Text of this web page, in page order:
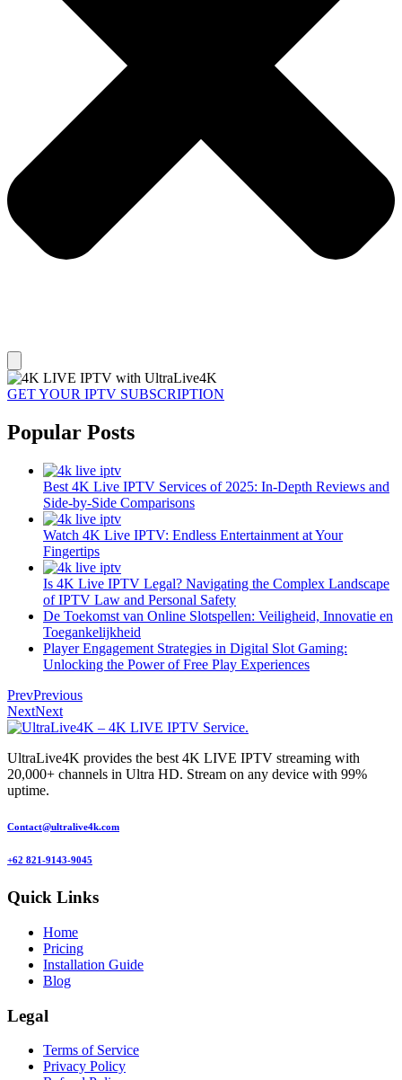
GET YOUR IPTV SUBSCRIPTION
Popular Posts
Best 4K Live IPTV Services of 2025: In-Depth Reviews and
Side-by-Side Comparisons
Watch 4K Live IPTV: Endless Entertainment at Your
Fingertips
Is 4K Live IPTV Legal? Navigating the Complex Landscape
of IPTV Law and Personal Safety
De Toekomst van Online Slotspellen: Veiligheid, Innovatie en
Toegankelijkheid
Player Engagement Strategies in Digital Slot Gaming:
Unlocking the Power of Free Play Experiences
PrevPrevious
NextNext
UltraLive4K provides the best 4K LIVE IPTV streaming with
20,000+ channels in Ultra HD. Stream on any device with 99%
uptime.
Contact@ultralive4k.com
+62 821-9143-9045
Quick Links
Home
Pricing
Installation Guide
Blog
Legal
Terms of Service
Privacy Policy